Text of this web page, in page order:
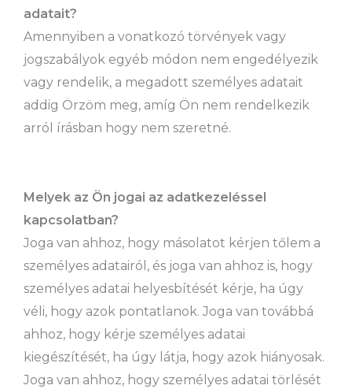
adatait?
Amennyiben a vonatkozó törvények vagy
jogszabályok egyéb módon nem engedélyezik
vagy rendelik, a megadott személyes adatait
addig Örzöm meg, amíg Ön nem rendelkezik
arról írásban hogy nem szeretné.
Melyek az Ön jogai az adatkezeléssel
kapcsolatban?
Joga van ahhoz, hogy másolatot kérjen tőlem a
személyes adatairól, és joga van ahhoz is, hogy
személyes adatai helyesbítését kérje, ha úgy
véli, hogy azok pontatlanok. Joga van továbbá
ahhoz, hogy kérje személyes adatai
kiegészítését, ha úgy látja, hogy azok hiányosak.
Joga van ahhoz, hogy személyes adatai törlését